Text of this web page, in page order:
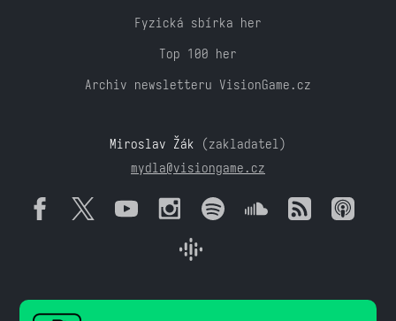
Fyzická sbírka her
Top 100 her
Archiv newsletteru VisionGame.cz
Miroslav Žák (zakladatel)
mydla@visiongame.cz